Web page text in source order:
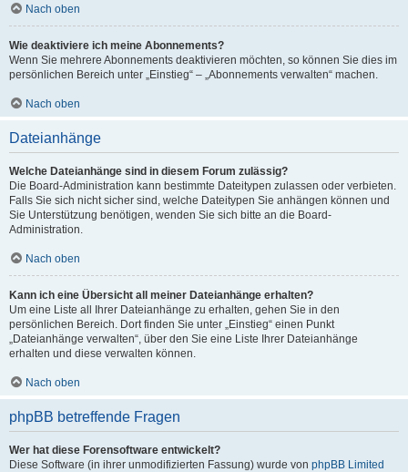
Nach oben
Wie deaktiviere ich meine Abonnements?
Wenn Sie mehrere Abonnements deaktivieren möchten, so können Sie dies im
persönlichen Bereich unter „Einstieg“ – „Abonnements verwalten“ machen.
Nach oben
Dateianhänge
Welche Dateianhänge sind in diesem Forum zulässig?
Die Board-Administration kann bestimmte Dateitypen zulassen oder verbieten.
Falls Sie sich nicht sicher sind, welche Dateitypen Sie anhängen können und
Sie Unterstützung benötigen, wenden Sie sich bitte an die Board-
Administration.
Nach oben
Kann ich eine Übersicht all meiner Dateianhänge erhalten?
Um eine Liste all Ihrer Dateianhänge zu erhalten, gehen Sie in den
persönlichen Bereich. Dort finden Sie unter „Einstieg“ einen Punkt
„Dateianhänge verwalten“, über den Sie eine Liste Ihrer Dateianhänge
erhalten und diese verwalten können.
Nach oben
phpBB betreffende Fragen
Wer hat diese Forensoftware entwickelt?
Diese Software (in ihrer unmodifizierten Fassung) wurde von phpBB Limited